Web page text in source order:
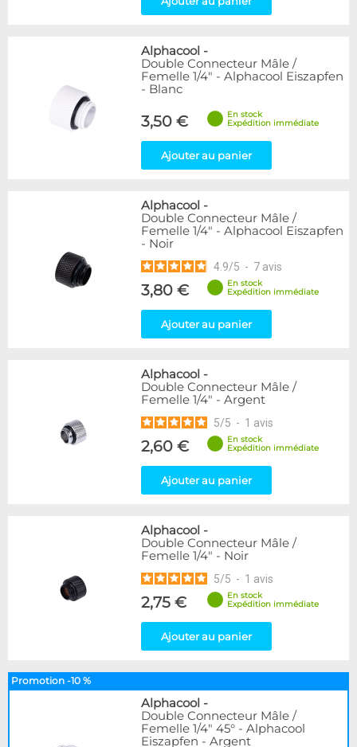
Alphacool -
Double Connecteur Mâle /
Femelle 1/4" - Alphacool Eiszapfen
- Blanc
3,50 €
En stock
Expédition immédiate
Ajouter au panier
Alphacool -
Double Connecteur Mâle /
Femelle 1/4" - Alphacool Eiszapfen
- Noir
4.9/5 - 7 avis
3,80 €
En stock
Expédition immédiate
Ajouter au panier
Alphacool -
Double Connecteur Mâle /
Femelle 1/4" - Argent
5/5 - 1 avis
2,60 €
En stock
Expédition immédiate
Ajouter au panier
Alphacool -
Double Connecteur Mâle /
Femelle 1/4" - Noir
5/5 - 1 avis
2,75 €
En stock
Expédition immédiate
Ajouter au panier
Promotion -10 %
Alphacool -
Double Connecteur Mâle /
Femelle 1/4" 45° - Alphacool
Eiszapfen - Argent